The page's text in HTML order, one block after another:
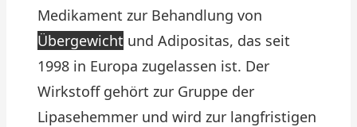
Medikament zur Behandlung von
Übergewicht und Adipositas, das seit
1998 in Europa zugelassen ist. Der
Wirkstoff gehört zur Gruppe der
Lipasehemmer und wird zur langfristigen